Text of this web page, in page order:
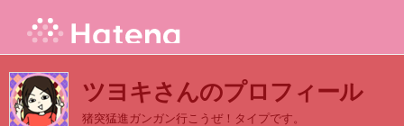
ツヨキさんのプロフィール
猪突猛進ガンガン行こうぜ！タイプです。